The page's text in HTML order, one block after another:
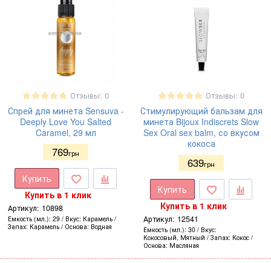
Отзывы: 0
Спрей для минета Sensuva -
Deeply Love You Salted
Caramel, 29 мл
769грн
Купить
Купить в 1 клик
Артикул: 10898
Емкость (мл.) 29 Вкус Карамель
Запах Карамель Основа Водная
Отзывы: 0
Стимулирующий бальзам для
минета Bijoux Indiscrets Slow
Sex Oral sex balm, со вкусом
кокоса
639грн
Купить
Купить в 1 клик
Артикул: 12541
Емкость (мл.) 30
Вкус
Кокосовый, Мятный
Запах Кокос
Основа Масляная